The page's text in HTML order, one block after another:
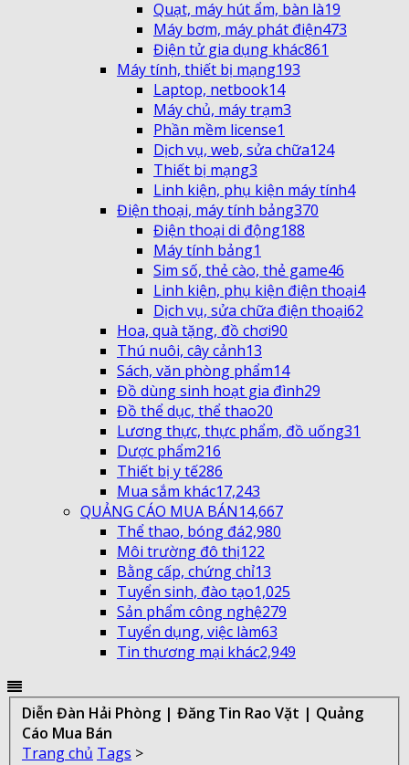
Quạt, máy hút ẩm, bàn là19
Máy bơm, máy phát điện473
Điện tử gia dụng khác861
Máy tính, thiết bị mạng193
Laptop, netbook14
Máy chủ, máy trạm3
Phần mềm license1
Dịch vụ, web, sửa chữa124
Thiết bị mạng3
Linh kiện, phụ kiện máy tính4
Điện thoại, máy tính bảng370
Điện thoại di động188
Máy tính bảng1
Sim số, thẻ cào, thẻ game46
Linh kiện, phụ kiện điện thoại4
Dịch vụ, sửa chữa điện thoại62
Hoa, quà tặng, đồ chơi90
Thú nuôi, cây cảnh13
Sách, văn phòng phẩm14
Đồ dùng sinh hoạt gia đình29
Đồ thể dục, thể thao20
Lương thực, thực phẩm, đồ uống31
Dược phẩm216
Thiết bị y tế286
Mua sắm khác17,243
QUẢNG CÁO MUA BÁN14,667
Thể thao, bóng đá2,980
Môi trường đô thị122
Bằng cấp, chứng chỉ13
Tuyển sinh, đào tạo1,025
Sản phẩm công nghệ279
Tuyển dụng, việc làm63
Tin thương mại khác2,949
Diễn Đàn Hải Phòng | Đăng Tin Rao Vặt | Quảng
Cáo Mua Bán
Trang chủ Tags >